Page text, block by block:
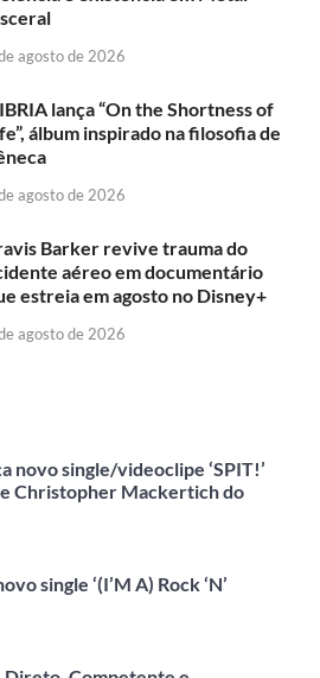
agosto de 2026
lança “On the Shortness of
álbum inspirado na filosofia de
agosto de 2026
Barker revive trauma do
aéreo em documentário
estreia em agosto no Disney+
agosto de 2026
novo single/videoclipe ‘SPIT!’
Christopher Mackertich do
single ‘(I’M A) Rock ‘N’